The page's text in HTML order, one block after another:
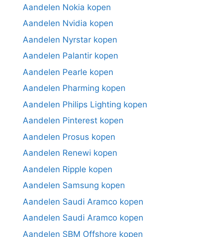
Aandelen Nokia kopen
Aandelen Nvidia kopen
Aandelen Nyrstar kopen
Aandelen Palantir kopen
Aandelen Pearle kopen
Aandelen Pharming kopen
Aandelen Philips Lighting kopen
Aandelen Pinterest kopen
Aandelen Prosus kopen
Aandelen Renewi kopen
Aandelen Ripple kopen
Aandelen Samsung kopen
Aandelen Saudi Aramco kopen
Aandelen Saudi Aramco kopen
Aandelen SBM Offshore kopen